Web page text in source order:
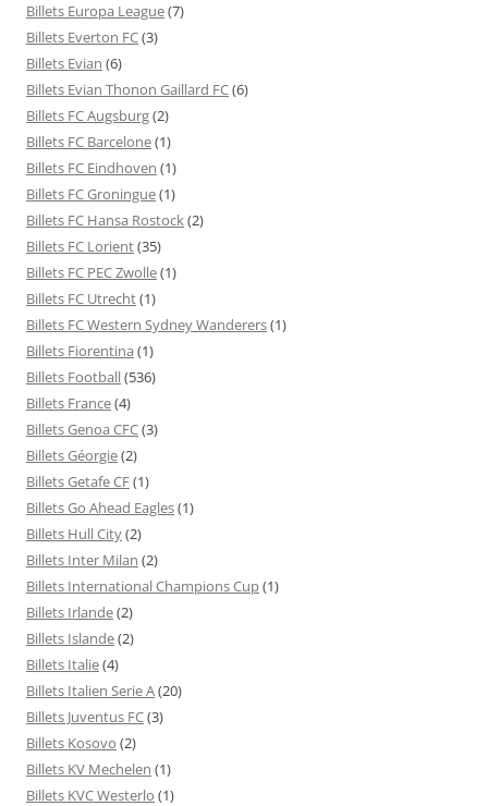
Billets Europa League(7)
Billets Everton FC(3)
Billets Evian (6)
Billets Evian Thonon Gaillard FC(6)
Billets FC Augsburg(2)
Billets FC Barcelone(1)
Billets FC Eindhoven (1)
Billets FC Groningue(1)
Billets FC Hansa Rostock(2)
Billets FC Lorient(35)
Billets FC PEC Zwolle(1)
Billets FC Utrecht(1)
Billets FC Western Sydney Wanderers(1)
Billets Fiorentina (1)
Billets Football(536)
Billets France(4)
Billets Genoa CFC(3)
Billets Géorgie(2)
Billets Getafe CF(1)
Billets Go Ahead Eagles(1)
Billets Hull City(2)
Billets Inter Milan (2)
Billets International Champions Cup(1)
Billets Irlande(2)
Billets Islande(2)
Billets Italie(4)
Billets Italien Serie A(20)
Billets Juventus FC(3)
Billets Kosovo (2)
Billets KV Mechelen (1)
Billets KVC Westerlo (1)